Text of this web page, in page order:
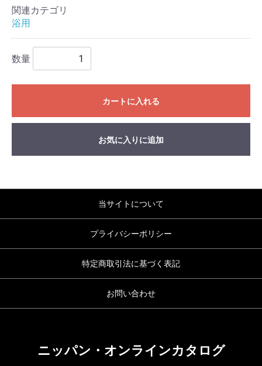
関連カテゴリ
浴用
数量
カートに入れる
お気に入りに追加
当サイトについて
プライバシーポリシー
特定商取引法に基づく表記
お問い合わせ
ニッパン・オンラインカタログ